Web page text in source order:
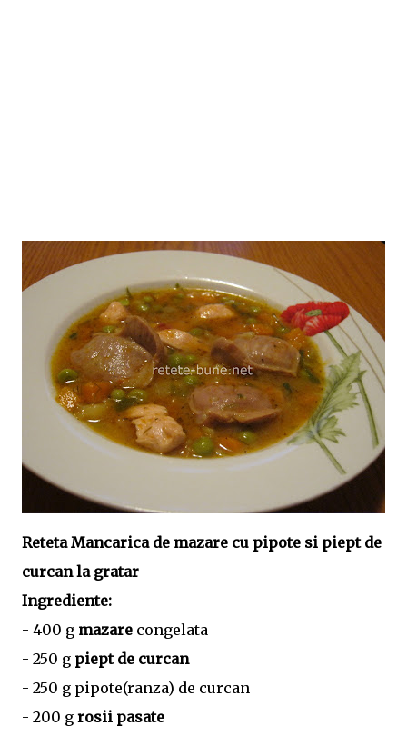
Reteta Mancarica de mazare cu pipote si piept de
curcan la gratar
Ingrediente:
- 400 g mazare congelata
- 250 g piept de curcan
- 250 g pipote(ranza) de curcan
- 200 g rosii pasate